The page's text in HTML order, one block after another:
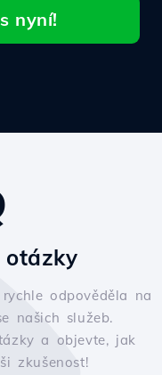
nyní!
otázky
odpověděla na
našich služeb.
a objevte, jak
zkušenost!